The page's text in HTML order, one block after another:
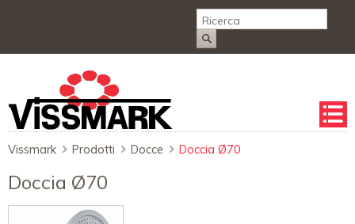
Salta
la
Vissmark Prodotti Docce Doccia Ø70
Doccia Ø70